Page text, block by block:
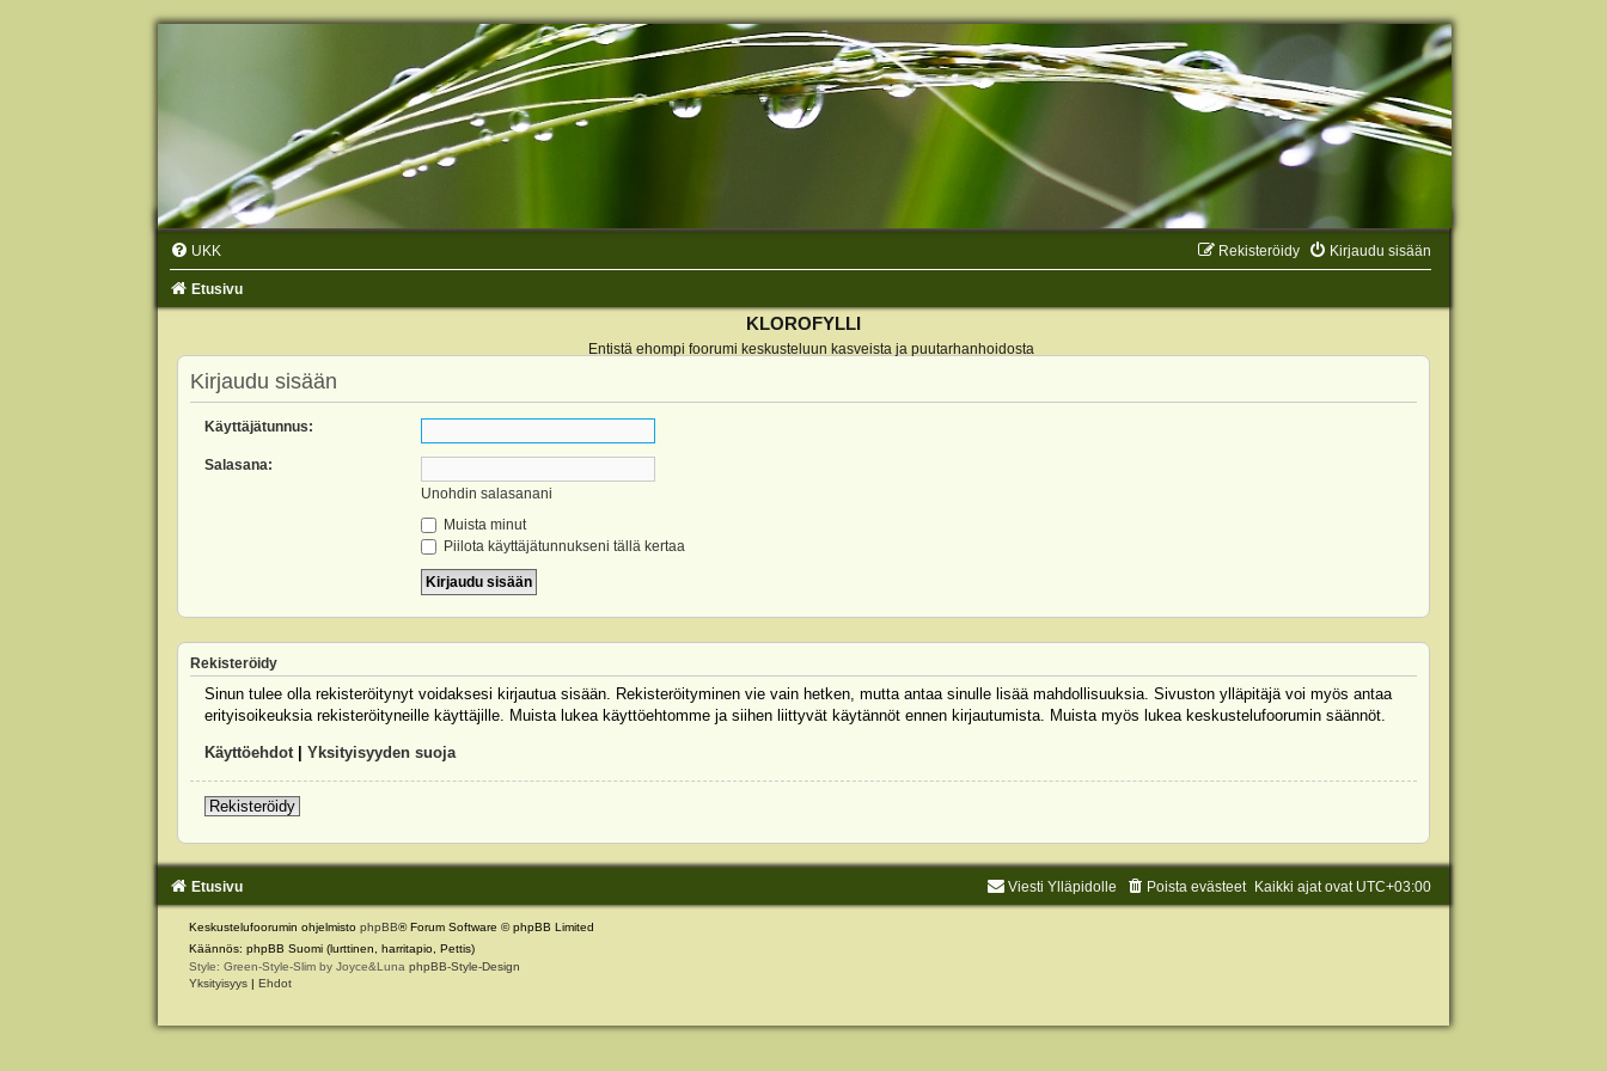
UKK Kirjaudu sisään
Rekisteröidy
Etusivu
KLOROFYLLI
Entistä ehompi foorumi keskusteluun kasveista ja puutarhanhoidosta
Kirjaudu sisään
Käyttäjätunnus:
Salasana:
Unohdin salasanani
Muista minut
Piilota käyttäjätunnukseni tällä kertaa
Rekisteröidy
Sinun tulee olla rekisteröitynyt voidaksesi kirjautua sisään. Rekisteröityminen vie vain hetken, mutta antaa sinulle lisää mahdollisuuksia. Sivuston ylläpitäjä voi myös antaa
erityisoikeuksia rekisteröityneille käyttäjille. Muista lukea käyttöehtomme ja siihen liittyvät käytännöt ennen kirjautumista. Muista myös lukea keskustelufoorumin säännöt.
Käyttöehdot| Yksityisyyden suoja
Rekisteröidy
Etusivu Kaikki ajat ovat UTC+03:00
Poista evästeet
Viesti Ylläpidolle
Keskustelufoorumin ohjelmisto phpBB® Forum Software © phpBB Limited
Käännös: phpBB Suomi (lurttinen, harritapio, Pettis)
Style: Green-Style-Slim by Joyce&Luna phpBB-Style-Design
Yksityisyys | Ehdot